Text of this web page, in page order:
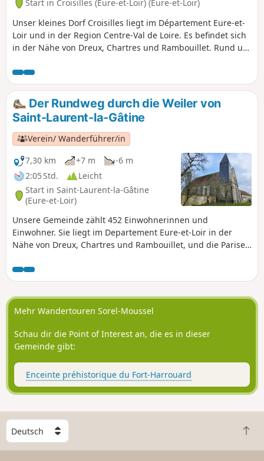
Start in Croisilles (Eure-et-Loir) (Eure-et-Loir)
Unser kleines Dorf Croisilles liegt im Département Eure-et-
Loir und in der Region Centre-Val de Loire. Es befindet sich
in der Nähe von Dreux, Chartres und Rambouillet. Rund um
umgeben zu sein. Dieser Entdeckungsspaziergang
ermöglicht es, die lokale Flora und Fauna sowie das
Kulturerbe des Dorfes kennenzulernen. Die Route führt im
Bois de Ruffin zumGR® de Pays Vallée de l’Eure.
Der Rundweg durch die Weiler von
Saint-Laurent-la-Gâtine
Verein/ Wanderführer/in
7,30 km
+7 m
-6 m
2:05 Std.
Leicht
Start in Saint-Laurent-la-Gâtine
(Eure-et-Loir)
Unsere Gemeinde zählt 452 Einwohnerinnen und
Einwohner. Sie liegt im Departement Eure-et-Loir in der
Nähe von Dreux, Chartres und Rambouillet, und die Pariser
leicht zu erreichen. Unser Dorf umfasst drei Weiler:
L’Aumône, Boissy und Saint-Laurent. Der Rundweg lässt Sie
die Ruhe der Landschaft und der umliegenden Wälder
sowie das bemerkenswerte Kulturerbe entdecken, das
Weitergabe von Generation zu Generation fortzusetzen.
Mehr Wandertouren Sorel-Moussel
Schau dir die Point of Interest an, die es in dieser
Gemeinde gibt:
Enceinte préhistorique du Fort-Harrouard
W
ä
h
Z
u